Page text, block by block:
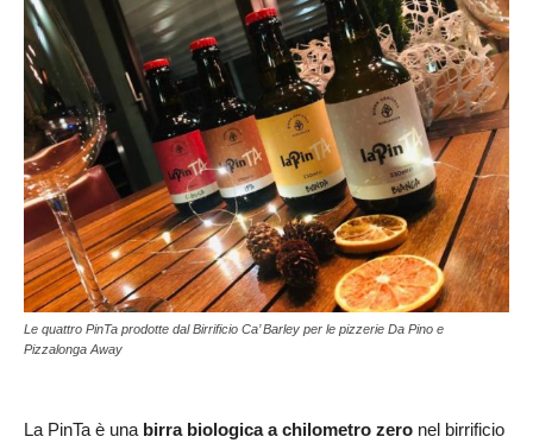
Le quattro PinTa prodotte dal Birrificio Ca’ Barley per le pizzerie Da Pino e
Pizzalonga Away
La PinTa è una birra biologica a chilometro zero nel birrificio